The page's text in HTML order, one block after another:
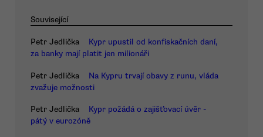
Související
Petr Jedlička
Kypr upustil od konfiskačních daní,
za banky mají platit jen milionáři
Petr Jedlička
Na Kypru trvají obavy z runu, vláda
zvažuje možnosti
Petr Jedlička
Kypr požádá o zajišťovací úvěr -
pátý v eurozóně